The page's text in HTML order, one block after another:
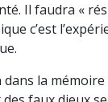
Il faudra «
c’est
la mémoire